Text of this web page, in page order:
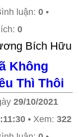
luận: 0 •
0
Bích Hữu
Không
Thì Thôi
29/10/2021
• Xem: 322